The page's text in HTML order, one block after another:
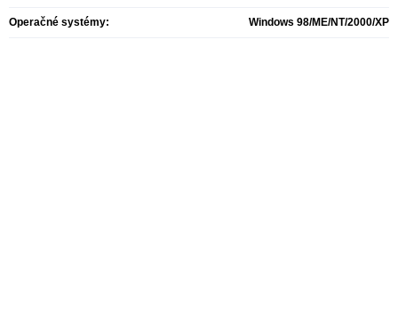
Operačné systémy: Windows 98/ME/NT/2000/XP